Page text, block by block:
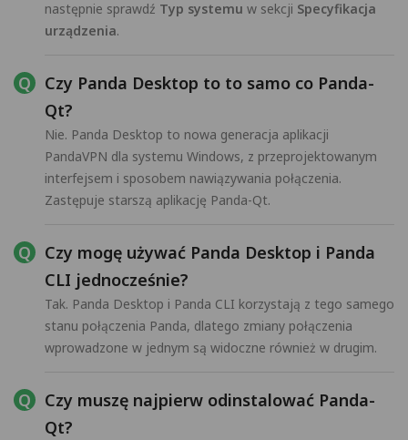
następnie sprawdź Typ systemu w sekcji Specyfikacja
urządzenia.
Czy Panda Desktop to to samo co Panda-
Qt?
Nie. Panda Desktop to nowa generacja aplikacji
PandaVPN dla systemu Windows, z przeprojektowanym
interfejsem i sposobem nawiązywania połączenia.
Zastępuje starszą aplikację Panda-Qt.
Czy mogę używać Panda Desktop i Panda
CLI jednocześnie?
Tak. Panda Desktop i Panda CLI korzystają z tego samego
stanu połączenia Panda, dlatego zmiany połączenia
wprowadzone w jednym są widoczne również w drugim.
Czy muszę najpierw odinstalować Panda-
Qt?